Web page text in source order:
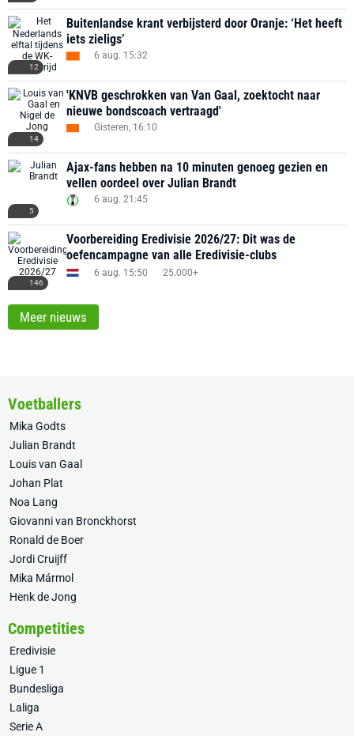
12
Buitenlandse krant verbijsterd door Oranje: ‘Het heeft
iets zieligs’
6 aug. 15:32
14
'KNVB geschrokken van Van Gaal, zoektocht naar
nieuwe bondscoach vertraagd'
Gisteren, 16:10
5
Ajax-fans hebben na 10 minuten genoeg gezien en
vellen oordeel over Julian Brandt
6 aug. 21:45
146
Voorbereiding Eredivisie 2026/27: Dit was de
oefencampagne van alle Eredivisie-clubs
6 aug. 15:50 25.000+
Meer nieuws
Voetballers
Mika Godts
Julian Brandt
Louis van Gaal
Johan Plat
Noa Lang
Giovanni van Bronckhorst
Ronald de Boer
Jordi Cruijff
Mika Mármol
Henk de Jong
Competities
Eredivisie
Ligue 1
Bundesliga
Laliga
Serie A